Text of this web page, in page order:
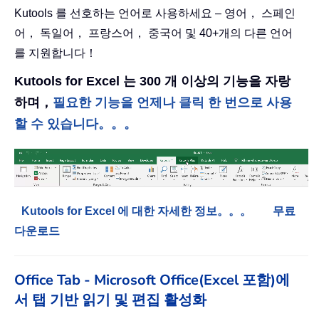
Kutools 를 선호하는 언어로 사용하세요 – 영어， 스페인
어， 독일어， 프랑스어， 중국어 및 40+개의 다른 언어
를 지원합니다！
Kutools for Excel 는 300 개 이상의 기능을 자랑
하며， 필요한 기능을 언제나 클릭 한 번으로 사용
할 수 있습니다。。。
Kutools for Excel 에 대한 자세한 정보。。。
무료
다운로드
Office Tab - Microsoft Office(Excel 포함)에
서 탭 기반 읽기 및 편집 활성화